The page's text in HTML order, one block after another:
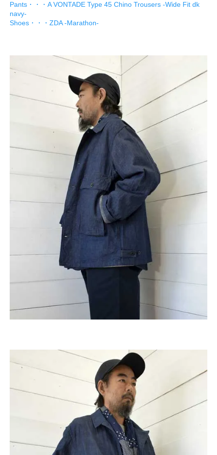
Pants・・・A VONTADE Type 45 Chino Trousers -Wide Fit dk
navy-
Shoes・・・ZDA -Marathon-